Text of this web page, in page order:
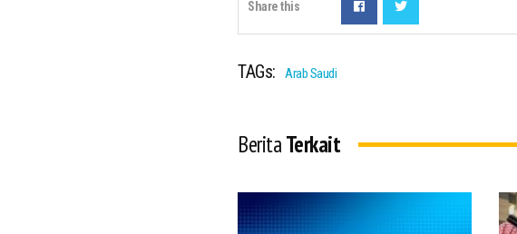
Share this
TAGs: Arab Saudi
BeritaTerkait